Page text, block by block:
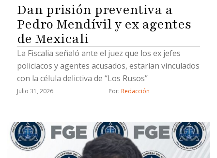
Dan prisión preventiva a
Pedro Mendívil y ex agentes
de Mexicali
La Fiscalia señaló ante el juez que los ex jefes
policiacos y agentes acusados, estarían vinculados
con la célula delictiva de “Los Rusos”
Julio 31, 2026 Por: Redacción